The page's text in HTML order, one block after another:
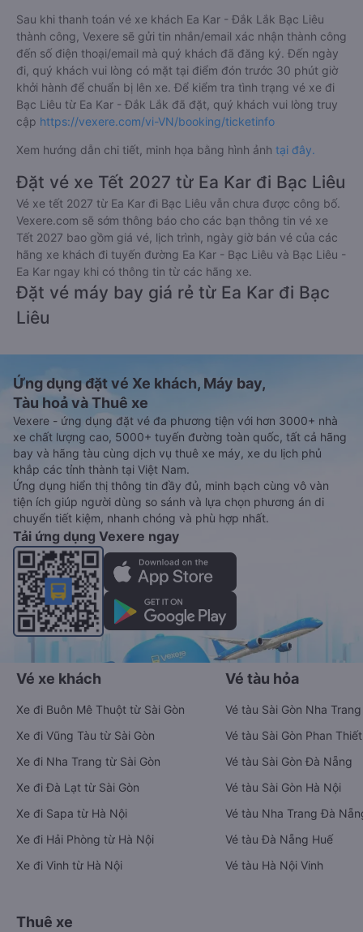
Sau khi thanh toán vé xe khách Ea Kar - Đắk Lắk Bạc Liêu
thành công, Vexere sẽ gửi tin nhắn/email xác nhận thành công
đến số điện thoại/email mà quý khách đã đăng ký. Đến ngày
đi, quý khách vui lòng có mặt tại điểm đón trước 30 phút giờ
khởi hành để chuẩn bị lên xe. Để kiểm tra tình trạng vé xe đi
Bạc Liêu từ Ea Kar - Đắk Lắk đã đặt, quý khách vui lòng truy
cập https://vexere.com/vi-VN/booking/ticketinfo
Xem hướng dẫn chi tiết, minh họa bằng hình ảnh tại đây.
Đặt vé xe Tết 2027 từ Ea Kar đi Bạc Liêu
Vé xe tết 2027 từ Ea Kar đi Bạc Liêu vẫn chưa được công bố.
Vexere.com sẽ sớm thông báo cho các bạn thông tin vé xe
Tết 2027 bao gồm giá vé, lịch trình, ngày giờ bán vé của các
hãng xe khách đi tuyến đường Ea Kar - Bạc Liêu và Bạc Liêu -
Ea Kar ngay khi có thông tin từ các hãng xe.
Đặt vé máy bay giá rẻ từ Ea Kar đi Bạc
Liêu
Ứng dụng đặt vé Xe khách, Máy bay,
Tàu hoả và Thuê xe
Vexere - ứng dụng đặt vé đa phương tiện với hơn 3000+ nhà
xe chất lượng cao, 5000+ tuyến đường toàn quốc, tất cả hãng
bay và hãng tàu cùng dịch vụ thuê xe máy, xe du lịch phủ
khắp các tỉnh thành tại Việt Nam.
Ứng dụng hiển thị thông tin đầy đủ, minh bạch cùng vô vàn
tiện ích giúp người dùng so sánh và lựa chọn phương án di
chuyển tiết kiệm, nhanh chóng và phù hợp nhất.
Tải ứng dụng Vexere ngay
Vé xe khách
Xe đi Buôn Mê Thuột từ Sài Gòn
Xe đi Vũng Tàu từ Sài Gòn
Xe đi Nha Trang từ Sài Gòn
Xe đi Đà Lạt từ Sài Gòn
Xe đi Sapa từ Hà Nội
Xe đi Hải Phòng từ Hà Nội
Xe đi Vinh từ Hà Nội
Vé tàu hỏa
Vé tàu Sài Gòn Nha Trang
Vé tàu Sài Gòn Phan Thiết
Vé tàu Sài Gòn Đà Nẵng
Vé tàu Sài Gòn Hà Nội
Vé tàu Nha Trang Đà
Vé tàu Đà Nẵng Huế
Vé tàu Hà Nội Vinh
Thuê xe